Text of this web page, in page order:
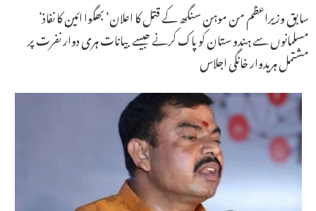
سابق وزیراعظم من موہن سنگھ کے قتل کا اعلان‘ بھگوا ائین کا نفاذ‘
مسلمانوں سے ہندو ستان کو پاک کرنے جیسے بیانات ہری دوار نفرت پر
مشتمل ہریدوار خانگی اجلاس